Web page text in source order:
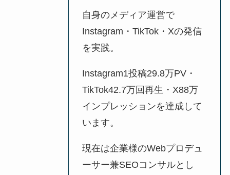
自身のメディア運営で
Instagram・TikTok・Xの発信
を実践。
Instagram1投稿29.8万PV・
TikTok42.7万回再生・X88万
インプレッションを達成して
います。
現在は企業様のWebプロデュ
ーサー兼SEOコンサルとし